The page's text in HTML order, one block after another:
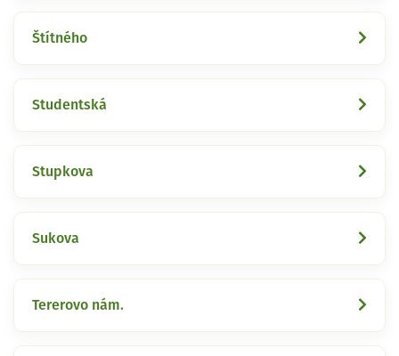
Štítného
Studentská
Stupkova
Sukova
Tererovo nám.